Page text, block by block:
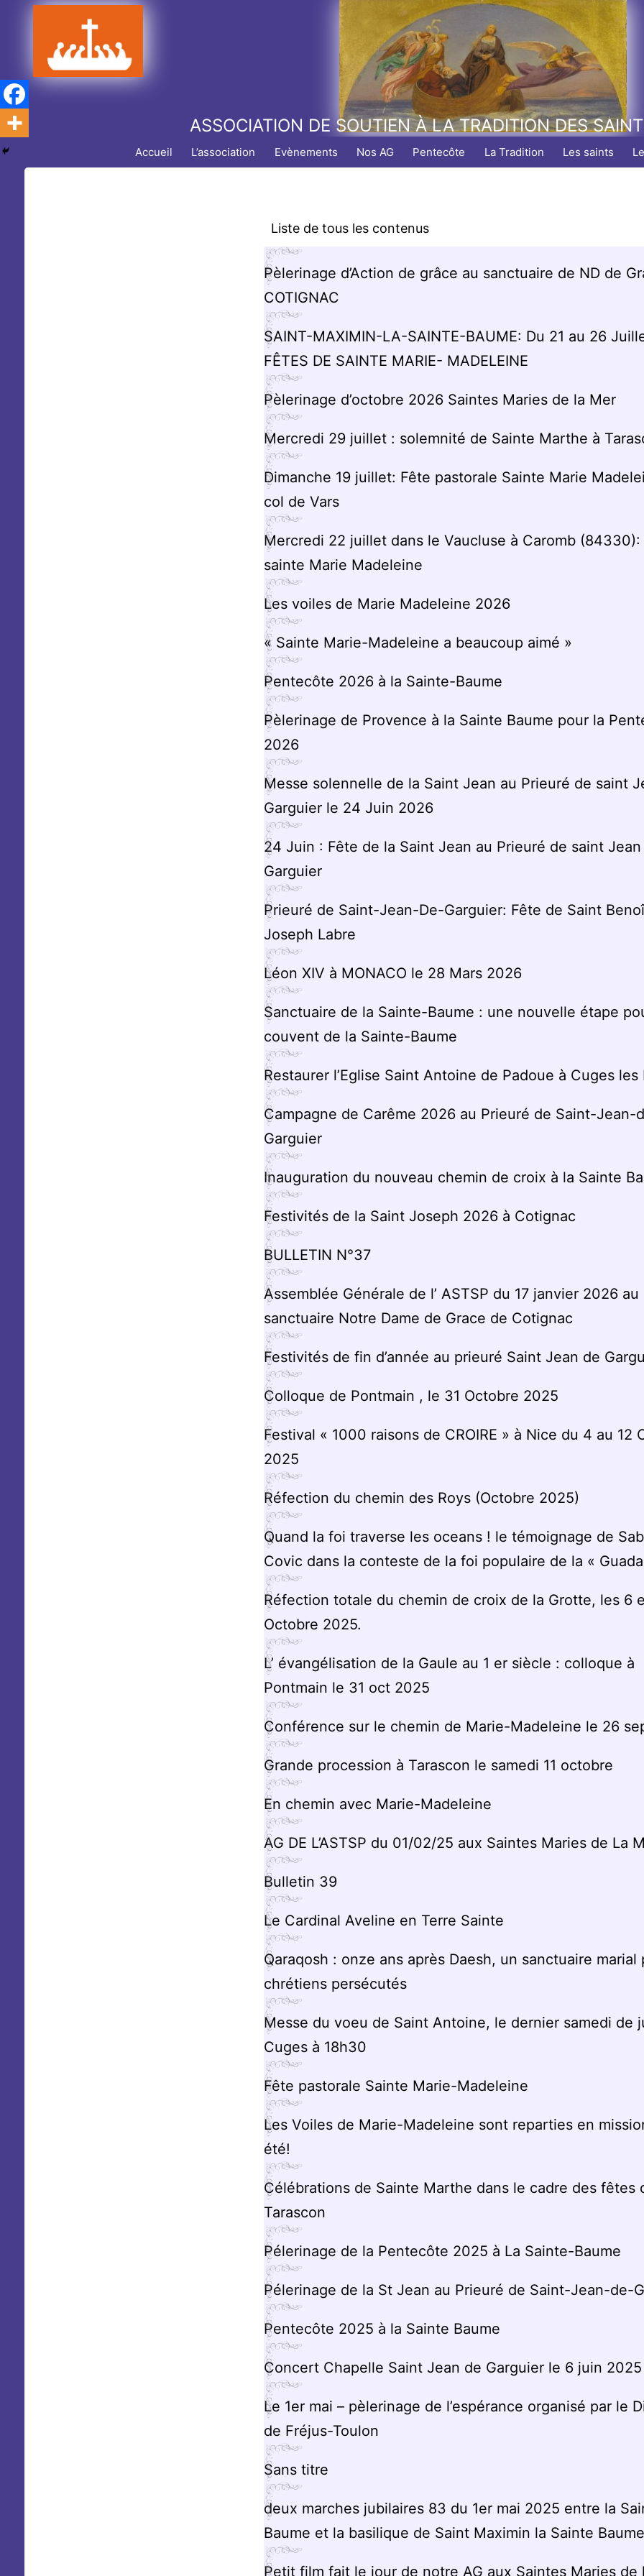
contenu
ASSOCIATION DE SOUTIEN À LA TRADITION DES
Accueil L’association Evènements Nos AG Pentecôte La Tradition Les saints
Liste de tous les contenus
Pèlerinage d’Action de grâce au sanctuaire de ND de
COTIGNAC
SAINT-MAXIMIN-LA-SAINTE-BAUME: Du 21 au 26
FÊTES DE SAINTE MARIE- MADELEINE
Pèlerinage d’octobre 2026 Saintes Maries de la Mer
Mercredi 29 juillet : solemnité de Sainte Marthe à
Dimanche 19 juillet: Fête pastorale Sainte Marie
col de Vars
Mercredi 22 juillet dans le Vaucluse à Caromb (84330):
sainte Marie Madeleine
Les voiles de Marie Madeleine 2026
« Sainte Marie-Madeleine a beaucoup aimé »
Pentecôte 2026 à la Sainte-Baume
Pèlerinage de Provence à la Sainte Baume pour la
2026
Messe solennelle de la Saint Jean au Prieuré de saint
Garguier le 24 Juin 2026
24 Juin : Fête de la Saint Jean au Prieuré de saint Jean
Garguier
Prieuré de Saint-Jean-De-Garguier: Fête de Saint
Joseph Labre
Léon XIV à MONACO le 28 Mars 2026
Sanctuaire de la Sainte-Baume : une nouvelle étape
couvent de la Sainte-Baume
Restaurer l’Eglise Saint Antoine de Padoue à Cuges les
Campagne de Carême 2026 au Prieuré de Saint-Jean-
Garguier
Inauguration du nouveau chemin de croix à la Sainte
Festivités de la Saint Joseph 2026 à Cotignac
BULLETIN N°37
Assemblée Générale de l’ ASTSP du 17 janvier 2026 au
sanctuaire Notre Dame de Grace de Cotignac
Festivités de fin d’année au prieuré Saint Jean de
Colloque de Pontmain , le 31 Octobre 2025
F‌estival « 1000 raisons de CROIRE » à Nice du 4 au 12
2025
Réfection du chemin des Roys (Octobre 2025)
Quand la foi traverse les oceans ! le témoignage de
Covic dans la conteste de la foi populaire de la «
Réfection totale du chemin de croix de la Grotte, les 6
Octobre 2025.
L’ évangélisation de la Gaule au 1 er siècle : colloque à
Pontmain le 31 oct 2025
Conférence sur le chemin de Marie-Madeleine le 26
Grande procession à Tarascon le samedi 11 octobre
En chemin avec Marie-Madeleine
AG DE L’ASTSP du 01/02/25 aux Saintes Maries de La
Bulletin 39
Le Cardinal Aveline en Terre Sainte
Qaraqosh : onze ans après Daesh, un sanctuaire marial
chrétiens persécutés
Messe du voeu de Saint Antoine, le dernier samedi de
Cuges à 18h30
Fête pastorale Sainte Marie-Madeleine
Les Voiles de Marie-Madeleine sont reparties en
été!
Célébrations de Sainte Marthe dans le cadre des fêtes
Tarascon
Pélerinage de la Pentecôte 2025 à La Sainte-Baume
Pélerinage de la St Jean au Prieuré de Saint-Jean-de-
Pentecôte 2025 à la Sainte Baume
Concert Chapelle Saint Jean de Garguier le 6 juin
Le 1er mai – pèlerinage de l’espérance organisé par le
de Fréjus-Toulon
Sans titre
deux marches jubilaires 83 du 1er mai 2025 entre la
Baume et la basilique de Saint Maximin la Sainte
Petit film fait le jour de notre AG aux Saintes Maries de